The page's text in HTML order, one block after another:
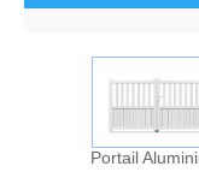
Portail